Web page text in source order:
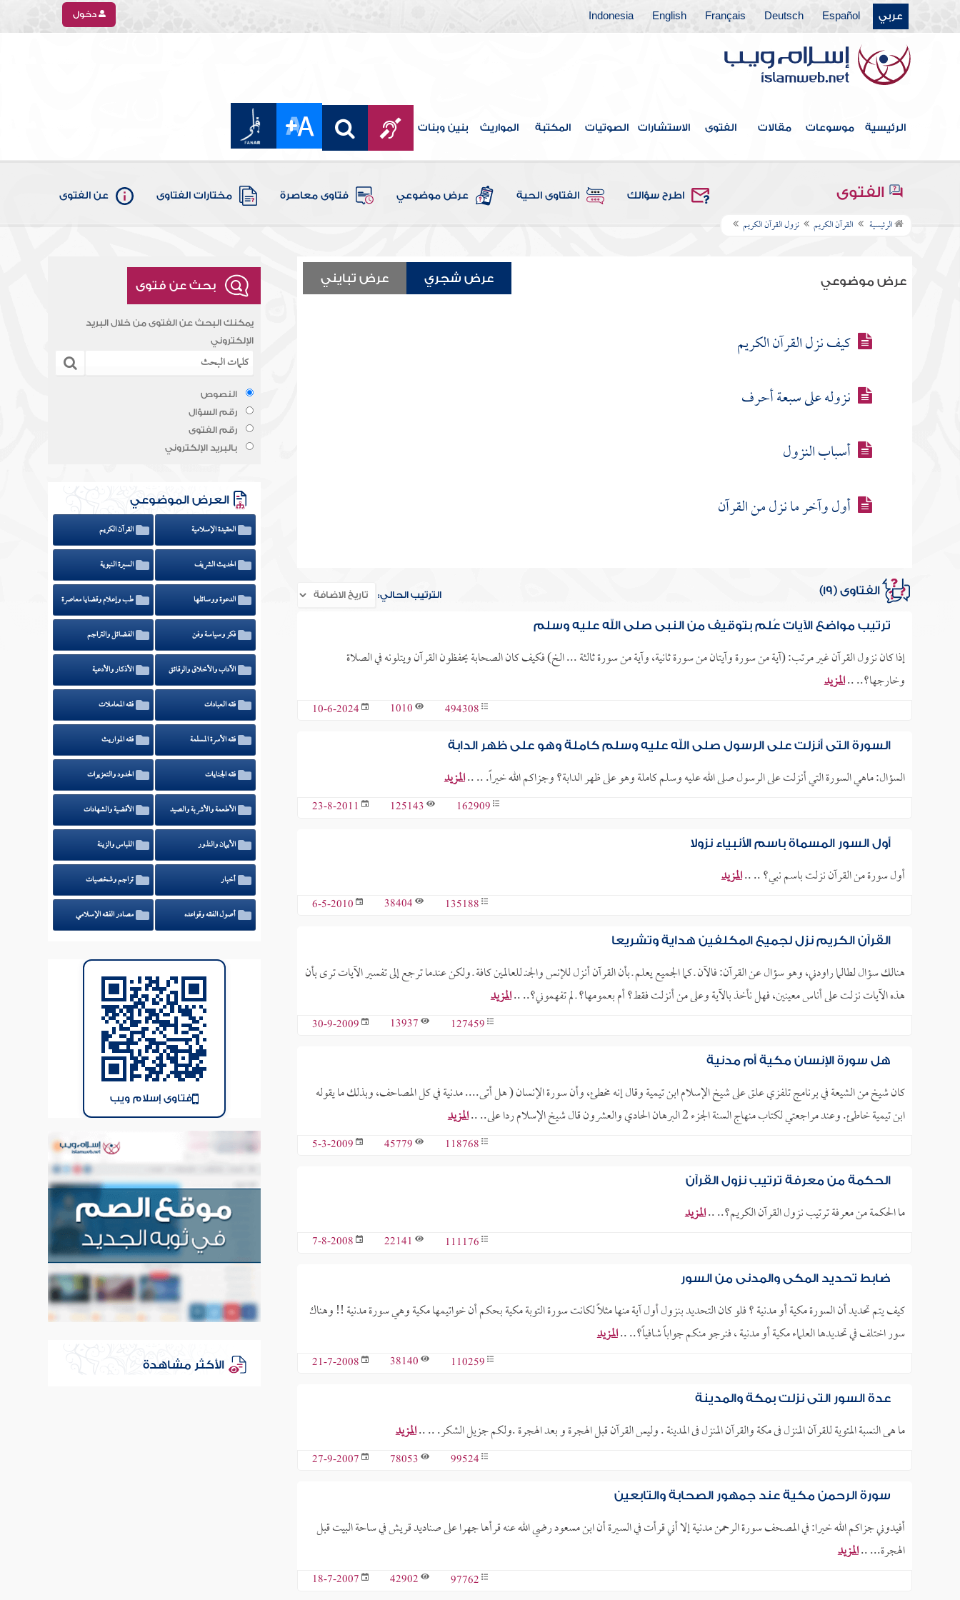
عربي Español
Deutsch
Français
English
Indonesia دخول
الرئيسية موسوعات مقالات الفتوى الاستشارات الصوتيات المكتبة المواريث بنين وبنات
الفتوى اطرح سؤالك الفتاوى الحية عرض موضوعي فتاوى معاصرة مختارات الفتاوى عن الفتوى
الرئيسية القرآن الكريم نزول القرآن الكريم
عرض موضوعي عرض شجري عرض تبايني
كيف نزل القرآن الكريم
نزوله على سبعة أحرف
أسباب النزول
أول وآخر ما نزل من القرآن
الفتاوى (19) الترتيب الحالي:
ترتيب مواضع الآيات عُلم بتوقيف من النبي صلى الله عليه وسلم
إذا كان نزول القرآن غير مرتب: (آية من سورة وآيتان من سورة ثانية، وآية من سورة ثالثة ... الخ) فكيف كان الصحابة يحفظون القرآن ويتلونه في الصلاة
وخارجها؟.. ..المزيد
494308
1010
10-6-2024
السورة التي أنزلت على الرسول صلى الله عليه وسلم كاملة وهو على ظهر الدابة
السؤال: ماهي السورة التي أنزلت على الرسول صلى الله عليه وسلم كاملة وهو على ظهر الدابة؟ وجزاكم الله خيراً. .. ..المزيد
162909
125143
23-8-2011
أول السور المسماة باسم الأنبياء نزولا
أول سورة من القرآن نزلت باسم نبي؟ .. ..المزيد
135188
38404
6-5-2010
القرآن الكريم نزل لجميع المكلفين هداية وتشريعا
هنالك سؤال لطالما راودني، وهو سؤال عن القرآن: فالآن ـ كما الجميع يعلم ـ بأن القرآن أنزل للإنس والجنـ للعالمين كافة ـ ولكن عندما ترجع إلى تفسير الآيات ترى بأن
هذه الآيات نزلت على أناس معينين، فهل نأخذ بالآية وعلى من أنزلت فقط؟ أم بعمومها؟ ـ لم تفهموني؟.. ..المزيد
127459
13937
30-9-2009
هل سورة الإنسان مكية أم مدنية
كان شيخ من الشيعة في برنامج تلفزي علق على شيخ الإسلام ابن تيمية وقال إنه مخطئ، وأن سورة الإنسان ( هل أتى.... مدنية في كل المصاحف، وبذلك ما يقوله
ابن تيمية خاطئ. وعند مراجعتي لكتاب منهاج السنة الجزء 2 البرهان الحادي والعشرون قال شيخ الإسلام ردا على.. ..
المزيد
118768
45779
5-3-2009
الحكمة من معرفة ترتيب نزول القرآن
ما الحكمة من معرفة ترتيب نزول القرآن الكريم؟.. ..المزيد
111176
22141
7-8-2008
ضابط تحديد المكي والمدني من السور
كيف يتم تحديد أن السورة مكية أو مدنية ؟ فلو كان التحديد بنزول أول آية منها مثلاً لكانت سورة التوبة مكية بحكم أن خواتيمها مكية وهي سورة مدنية !! وهناك
سور اختلف في تحديدها العلماء مكية أو مدنية ، فنرجو منكم جواباً شافياً؟.. ..المزيد
110259
38140
21-7-2008
عدة السور التي نزلت بمكة والمدينة
ما هى النسبة المئوية للقرآن المنزل فى مكة والقرآن المنزل فى المدينة . وليس القرآن قبل الهجرة و بعد الهجرة .ولكم جزيل الشكر. .. ..المزيد
99524
78053
27-9-2007
سورة الرحمن مكية عند جمهور الصحابة والتابعين
أفيدوني جزاكم الله خيرا: في المصحف سورة الرحمن مدنية إلا أني قرأت في السيرة أن ابن مسعود رضي الله عنه قرأها جهرا على صناديد قريش في ساحة البيت قبل
الهجرة... ..المزيد
97762
42902
18-7-2007
بحث عن فتوى
يمكنك البحث عن الفتوى من خلال البريد
الإلكتروني
النصوص
رقم السؤال
رقم الفتوى
بالبريد الإلكتروني
العرض الموضوعي
العقيدة الإسلامية القرآن الكريم
الحديث الشريف السيرة النبوية
الدعوة ووسائلها طب وإعلام وقضايا معاصرة
فكر وسياسة وفن الفضائل والتراجم
الآداب والأخلاق والرقائق الأذكار والأدعية
فقه العبادات فقه المعاملات
فقه الأسرة المسلمة فقه المواريث
فقه الجنايات الحدود والتعزيرات
الأطعمة والأشربة والصيد الأقضية والشهادات
الأيمان والنذور اللباس والزينة
أخبار تراجم وشخصيات
أصول الفقه وقواعده مصادر الفقه الإسلامي
فتاوى إسلام ويب
الأكثر مشاهدة